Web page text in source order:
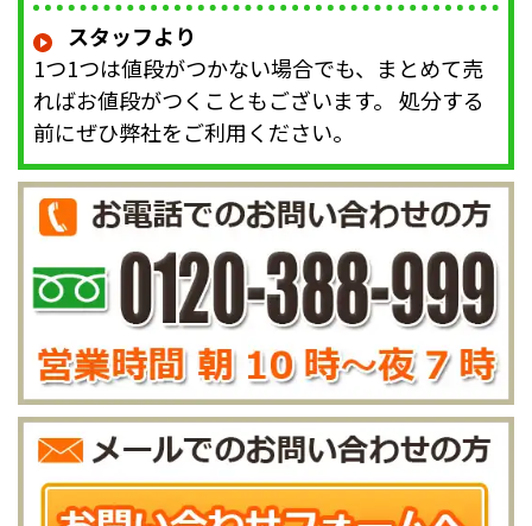
スタッフより
1つ1つは値段がつかない場合でも、まとめて売
ればお値段がつくこともございます。 処分する
前にぜひ弊社をご利用ください。